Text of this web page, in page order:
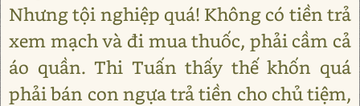
Nhưng tội nghiệp quá! Không có tiền trả
xem mạch và đi mua thuốc, phải cầm cả
áo quần. Thi Tuấn thấy thế khốn quá
phải bán con ngựa trả tiền cho chủ tiệm,